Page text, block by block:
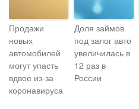
Продажи
новых
автомобилей
могут упасть
вдвое из-за
коронавируса
Доля займов
под залог авто
увеличилась в
12 раз в
России